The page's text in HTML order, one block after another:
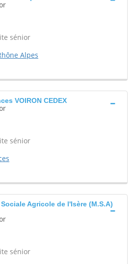
sénior
Alpes
VOIRON CEDEX
sénior
Agricole de l'Isère (M.S.A)
sénior